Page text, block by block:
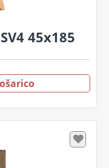
45x185